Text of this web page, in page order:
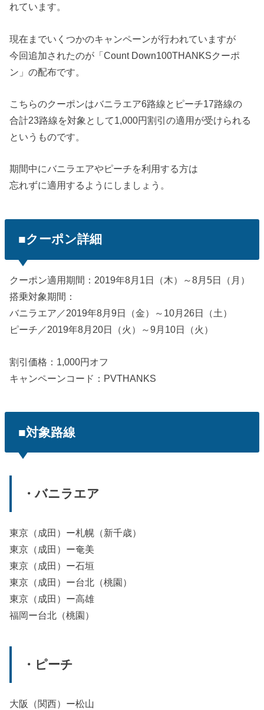
れています。
現在までいくつかのキャンペーンが行われていますが
今回追加されたのが「Count Down100THANKSクーポ
ン」の配布です。
こちらのクーポンはバニラエア6路線とピーチ17路線の
合計23路線を対象として1,000円割引の適用が受けられる
というものです。
期間中にバニラエアやピーチを利用する方は
忘れずに適用するようにしましょう。
■クーポン詳細
クーポン適用期間：2019年8月1日（木）～8月5日（月）
搭乗対象期間：
バニラエア／2019年8月9日（金）～10月26日（土）
ピーチ／2019年8月20日（火）～9月10日（火）
割引価格：1,000円オフ
キャンペーンコード：PVTHANKS
■対象路線
・バニラエア
東京（成田）ー札幌（新千歳）
東京（成田）ー奄美
東京（成田）ー石垣
東京（成田）ー台北（桃園）
東京（成田）ー高雄
福岡ー台北（桃園）
・ピーチ
大阪（関西）ー松山